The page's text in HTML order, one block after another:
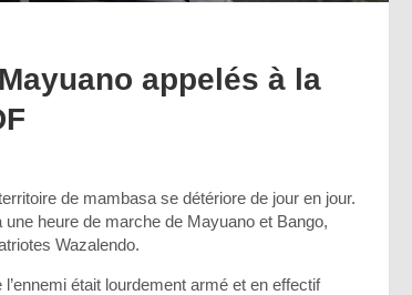
appelés à la
de mambasa se détériore de jour en jour.
heure de marche de Mayuano et Bango,
Wazalendo.
était lourdement armé et en effectif